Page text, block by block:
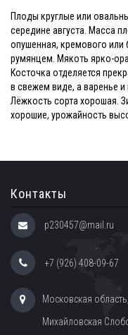
Плоды круглые или
середине августа. Масса
опушенная, кремового или
румянцем. Мякоть ярко-
Косточка отделяется
в свежем виде, а варенье
Лёжкость сорта хорошая.
хорошие, урожайность
Контакты
p230457@mail.ru
+7 (926) 408-09-67
Московская
Михайловская